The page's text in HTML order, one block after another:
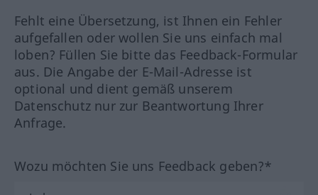
Fehlt eine Übersetzung, ist Ihnen ein Fehler
aufgefallen oder wollen Sie uns einfach mal
loben? Füllen Sie bitte das Feedback-Formular
aus. Die Angabe der E-Mail-Adresse ist
optional und dient gemäß unserem
Datenschutz nur zur Beantwortung Ihrer
Anfrage.
Wozu möchten Sie uns Feedback geben?*